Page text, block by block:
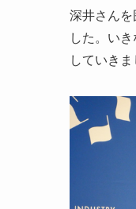
深井さん
した。い
していきま